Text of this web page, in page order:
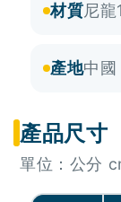
材質尼
產地中國
產品尺寸
單位：公分